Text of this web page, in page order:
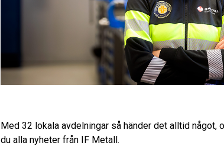
Med 32 lokala avdelningar så händer det alltid något,
du alla nyheter från IF Metall.